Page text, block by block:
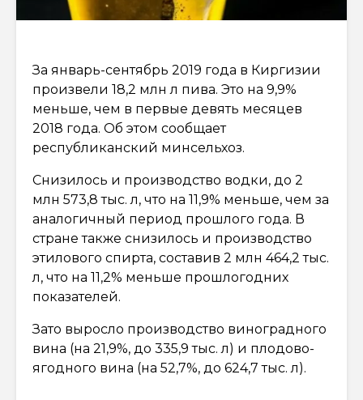
За январь-сентябрь 2019 года в Киргизии
произвели 18,2 млн л пива. Это на 9,9%
меньше, чем в первые девять месяцев
2018 года. Об этом сообщает
республиканский минсельхоз.
Снизилось и производство водки, до 2
млн 573,8 тыс. л, что на 11,9% меньше, чем за
аналогичный период прошлого года. В
стране также снизилось и производство
этилового спирта, составив 2 млн 464,2 тыс.
л, что на 11,2% меньше прошлогодних
показателей.
Зато выросло производство виноградного
вина (на 21,9%, до 335,9 тыс. л) и плодово-
ягодного вина (на 52,7%, до 624,7 тыс. л).